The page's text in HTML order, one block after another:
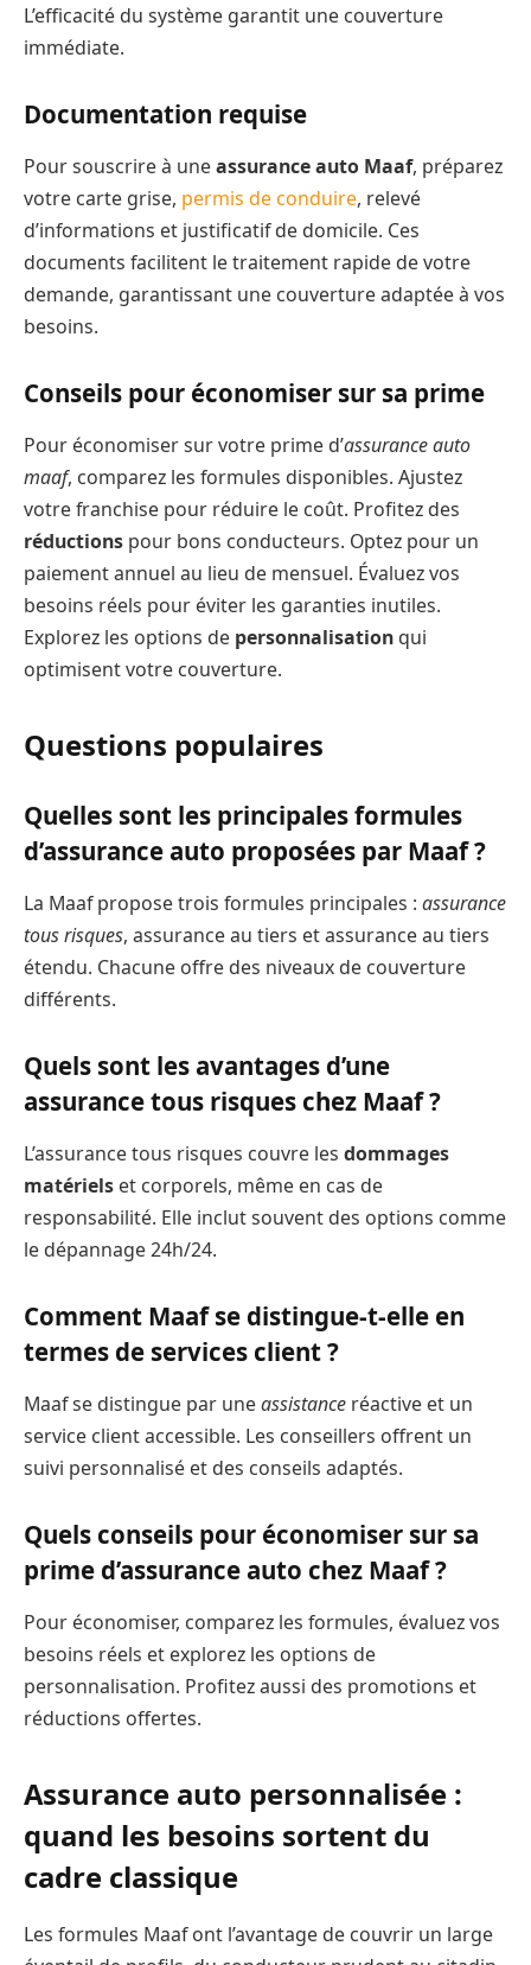
L’efficacité du système garantit une couverture
immédiate.
Documentation requise
Pour souscrire à uneassurance auto Maaf, préparez
votre carte grise, permis de conduire, relevé
d’informations et justificatif de domicile. Ces
documents facilitent le traitement rapide de votre
demande, garantissant une couverture adaptée à vos
besoins.
Conseils pour économiser sur sa prime
Pour économiser sur votre prime d’assurance auto
maaf, comparez les formules disponibles. Ajustez
votre franchise pour réduire le coût. Profitez des
réductions pour bons conducteurs. Optez pour un
paiement annuel au lieu de mensuel. Évaluez vos
besoins réels pour éviter les garanties inutiles.
Explorez les options de personnalisation qui
optimisent votre couverture.
Questions populaires
Quelles sont les principales formules
d’assurance auto proposées par Maaf ?
La Maaf propose trois formules principales : assurance
tous risques, assurance au tiers et assurance au tiers
étendu. Chacune offre des niveaux de couverture
différents.
Quels sont les avantages d’une
assurance tous risques chez Maaf ?
L’assurance tous risques couvre les dommages
matériels et corporels, même en cas de
responsabilité. Elle inclut souvent des options comme
le dépannage 24h/24.
Comment Maaf se distingue-t-elle en
termes de services client ?
Maaf se distingue par uneassistance réactive et un
service client accessible. Les conseillers offrent un
suivi personnalisé et des conseils adaptés.
Quels conseils pour économiser sur sa
prime d’assurance auto chez Maaf ?
Pour économiser, comparez les formules, évaluez vos
besoins réels et explorez les options de
personnalisation. Profitez aussi des promotions et
réductions offertes.
Assurance auto personnalisée :
quand les besoins sortent du
cadre classique
Les formules Maaf ont l’avantage de couvrir un large